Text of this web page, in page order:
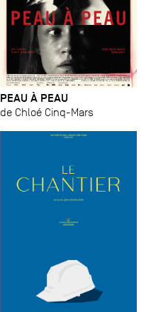
PEAU À PEAU
de Chloé Cinq-Mars